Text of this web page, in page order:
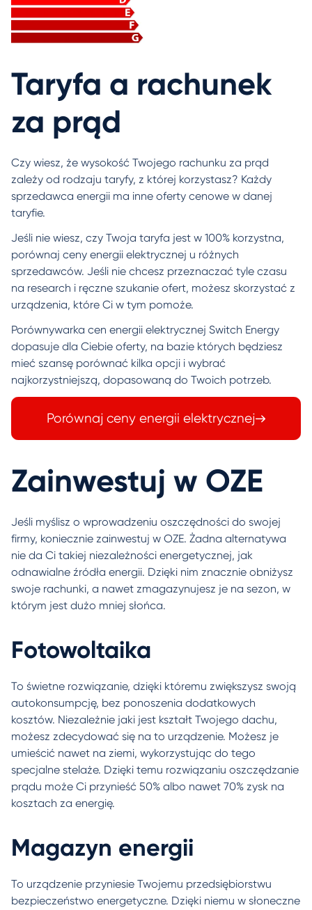
Taryfa a rachunek
za prąd
Czy wiesz, że wysokość Twojego rachunku za prąd
zależy od rodzaju taryfy, z której korzystasz? Każdy
sprzedawca energii ma inne oferty cenowe w danej
taryfie.
Jeśli nie wiesz, czy Twoja taryfa jest w 100% korzystna,
porównaj ceny energii elektrycznej u różnych
sprzedawców. Jeśli nie chcesz przeznaczać tyle czasu
na research i ręczne szukanie ofert, możesz skorzystać z
urządzenia, które Ci w tym pomoże.
Porównywarka cen energii elektrycznej Switch Energy
dopasuje dla Ciebie oferty, na bazie których będziesz
mieć szansę porównać kilka opcji i wybrać
najkorzystniejszą, dopasowaną do Twoich potrzeb.
Porównaj ceny energii elektrycznej
Zainwestuj w OZE
Jeśli myślisz o wprowadzeniu oszczędności do swojej
firmy, koniecznie zainwestuj w OZE. Żadna alternatywa
nie da Ci takiej niezależności energetycznej, jak
odnawialne źródła energii. Dzięki nim znacznie obniżysz
swoje rachunki, a nawet zmagazynujesz je na sezon, w
którym jest dużo mniej słońca.
Fotowoltaika
To świetne rozwiązanie, dzięki któremu zwiększysz swoją
autokonsumpcję, bez ponoszenia dodatkowych
kosztów. Niezależnie jaki jest kształt Twojego dachu,
możesz zdecydować się na to urządzenie. Możesz je
umieścić nawet na ziemi, wykorzystując do tego
specjalne stelaże. Dzięki temu rozwiązaniu oszczędzanie
prądu może Ci przynieść 50% albo nawet 70% zysk na
kosztach za energię.
Magazyn energii
To urządzenie przyniesie Twojemu przedsiębiorstwu
bezpieczeństwo energetyczne. Dzięki niemu w słoneczne